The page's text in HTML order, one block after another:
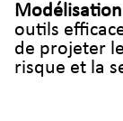
outils
de projeter
risque et la